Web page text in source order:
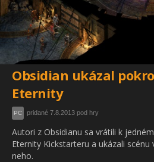
Obsidian ukázal
Eternity
PC pridané 7.8.2013 pod hry
Autori z Obsidianu sa vrátili k
Eternity Kickstarteru a ukázali
neho.